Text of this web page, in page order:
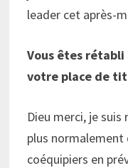
leader cet après-
Vous êtes
votre place de
Dieu merci, je
plus normalement
coéquipiers en